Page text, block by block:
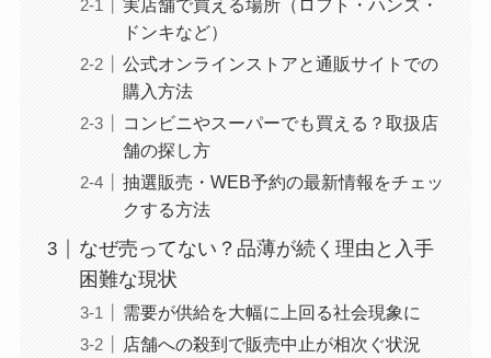
実店舗で買える場所（ロフト・ハンズ・
ドンキなど）
公式オンラインストアと通販サイトでの
購入方法
コンビニやスーパーでも買える？取扱店
舗の探し方
抽選販売・WEB予約の最新情報をチェッ
クする方法
なぜ売ってない？品薄が続く理由と入手
困難な現状
需要が供給を大幅に上回る社会現象に
店舗への殺到で販売中止が相次ぐ状況